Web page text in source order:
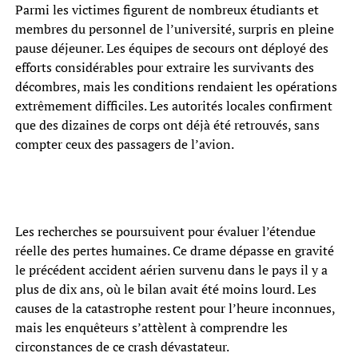
Parmi les victimes figurent de nombreux étudiants et
membres du personnel de l’université, surpris en pleine
pause déjeuner. Les équipes de secours ont déployé des
efforts considérables pour extraire les survivants des
décombres, mais les conditions rendaient les opérations
extrêmement difficiles. Les autorités locales confirment
que des dizaines de corps ont déjà été retrouvés, sans
compter ceux des passagers de l’avion.
Les recherches se poursuivent pour évaluer l’étendue
réelle des pertes humaines. Ce drame dépasse en gravité
le précédent accident aérien survenu dans le pays il y a
plus de dix ans, où le bilan avait été moins lourd. Les
causes de la catastrophe restent pour l’heure inconnues,
mais les enquêteurs s’attèlent à comprendre les
circonstances de ce crash dévastateur.